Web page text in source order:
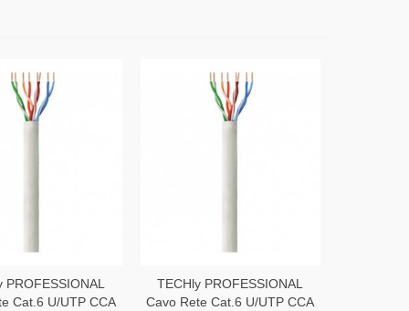
PROFESSIONAL
Cat.6 U/UTP CCA
TECHly PROFESSIONAL
Cavo Rete Cat.6 U/UTP CCA